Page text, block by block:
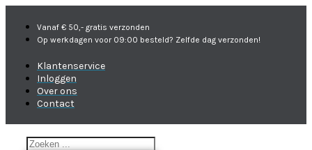
Vanaf € 50,- gratis verzonden
Op werkdagen voor 09:00 besteld? Zelfde dag verzonden!
Klantenservice
Inloggen
Over ons
Contact